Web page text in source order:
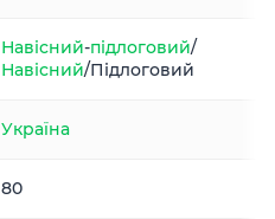
Навісний-підлоговий/
Навісний/Підлоговий
Україна
80